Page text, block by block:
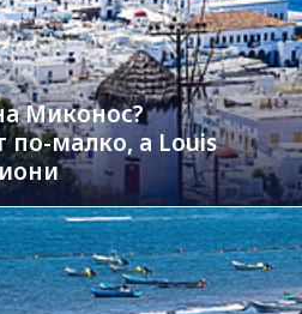
Миконос?
по-малко, а Louis